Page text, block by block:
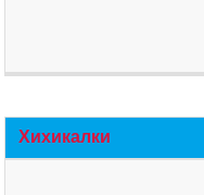
Хихикалки